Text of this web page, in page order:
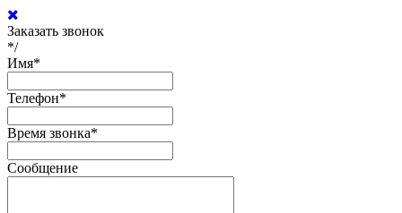
Заказать звонок
*/
Имя*
Телефон*
Время звонка*
Сообщение